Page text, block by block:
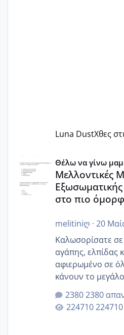
Luna DustΧθες
Μελλοντικές Μανούλες
Θέλω να γίνω
Μελλοντικές
στο πιο
melitiniღ · 20
Καλωσορίσατε
αγάπης, ελπίδας
αφιερωμένο σε
κάνουν το
μητρότητα μέσω
Εδώ θα
εμπειρίες και
2380
224710